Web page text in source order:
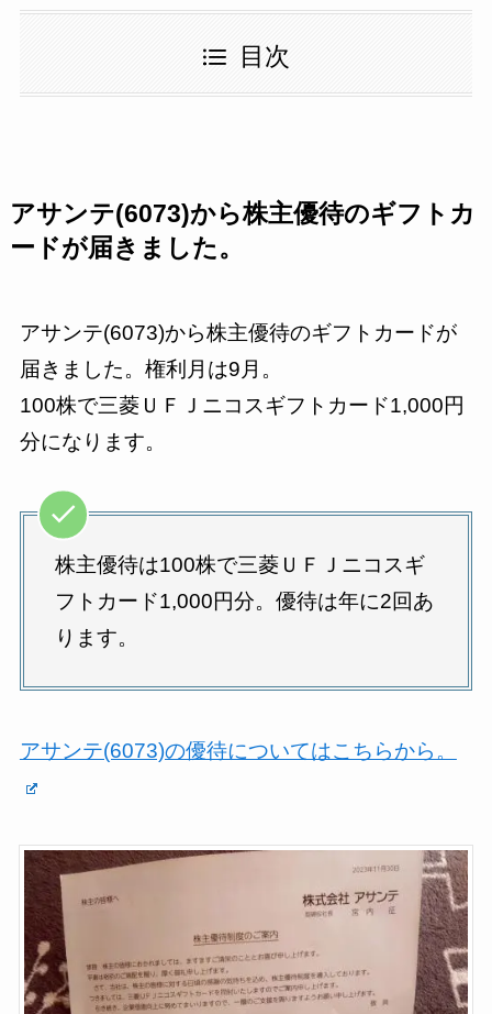
目次
アサンテ(6073)から株主優待のギフトカ
ードが届きました。
アサンテ(6073)から株主優待のギフトカードが
届きました。権利月は9月。
100株で三菱ＵＦＪニコスギフトカード1,000円
分になります。
株主優待は100株で三菱ＵＦＪニコスギ
フトカード1,000円分。優待は年に2回あ
ります。
アサンテ(6073)の優待についてはこちらから。